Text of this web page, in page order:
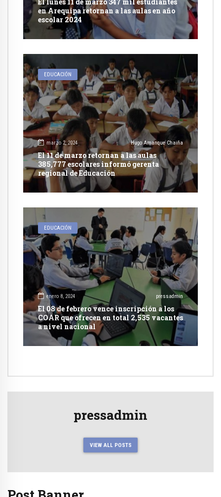
El lunes 11 de marzo 347 mil estudiantes
en Arequipa retornan a las aulas en año
escolar 2024
EDUCACIÓN
marzo 2, 2024 Hugo Amanque Chaiña
El 11 de marzo retornan a las aulas
385,777 escolares informó gerenta
regional de Educación
EDUCACIÓN
enero 8, 2024 pressadmin
El 08 de febrero vence inscripción a los
COAR que ofrecen en total 2,535 vacantes
a nivel nacional
pressadmin
VIEW ALL POSTS